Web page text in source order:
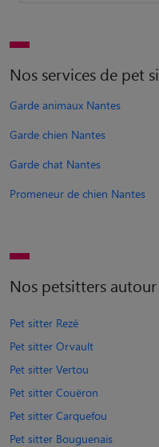
Nos services de pet
Garde animaux Nantes
Garde chien Nantes
Garde chat Nantes
Promeneur de chien Nantes
Nos petsitters
Pet sitter Rezé
Pet sitter Orvault
Pet sitter Vertou
Pet sitter Couëron
Pet sitter Carquefou
Pet sitter Bouguenais